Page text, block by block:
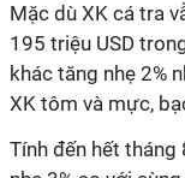
Mặc dù XK cá tra
195 triệu USD
khác tăng nhẹ 2%
XK tôm và mực,
Tính đến hết tháng